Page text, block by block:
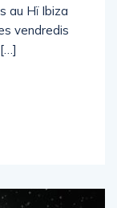
au Hï Ibiza
vendredis